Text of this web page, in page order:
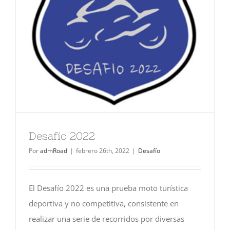
Lista de entidades
Contacto
Desafío 2022
PoradmRoad | febrero 26th, 2022 | Desafío
El Desafío 2022 es una prueba moto turística
deportiva y no competitiva, consistente en
realizar una serie de recorridos por diversas